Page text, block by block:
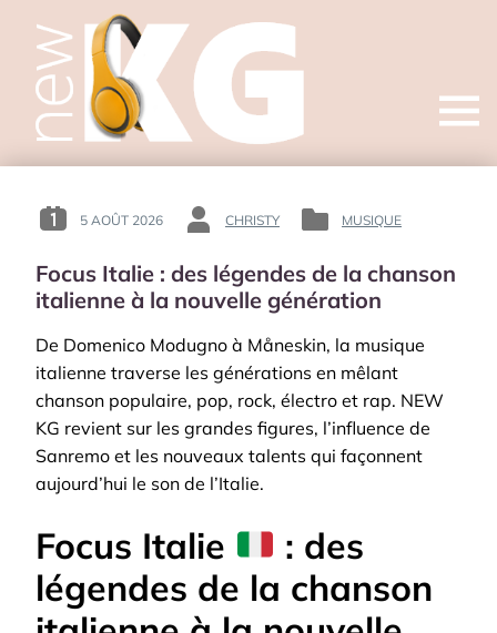
Open
POSTED
:
5 AOÛT 2026
BY
CHRISTY
POSTED
:
MUSIQUE
Focus Italie : des légendes de la chanson
italienne à la nouvelle génération
De Domenico Modugno à Måneskin, la musique
italienne traverse les générations en mêlant
chanson populaire, pop, rock, électro et rap. NEW
KG revient sur les grandes figures, l’influence de
Sanremo et les nouveaux talents qui façonnent
aujourd’hui le son de l’Italie.
Focus Italie
: des
légendes de la chanson